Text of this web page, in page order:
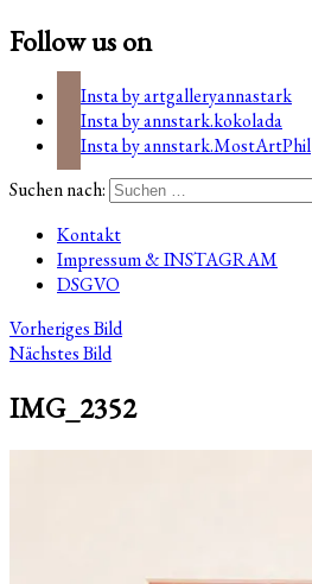
Follow us on
Insta by artgalleryannastark
Insta by annstark.kokolada
Insta by annstark.MostArtPhil
Suchen nach:
Kontakt
Impressum & INSTAGRAM
DSGVO
Vorheriges Bild
Nächstes Bild
IMG_2352